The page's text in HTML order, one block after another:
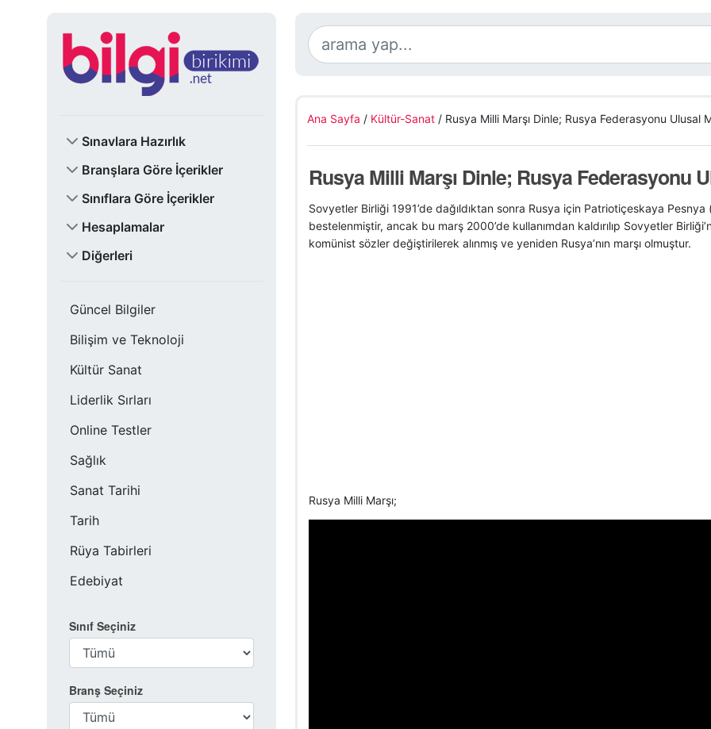
Sınavlara Hazırlık
Branşlara Göre İçerikler
Sınıflara Göre İçerikler
Hesaplamalar
Diğerleri
Güncel Bilgiler
Bilişim ve Teknoloji
Kültür Sanat
Liderlik Sırları
Online Testler
Sağlık
Sanat Tarihi
Tarih
Rüya Tabirleri
Edebiyat
Sınıf Seçiniz
Branş Seçiniz
Ana Sayfa / Kültür-Sanat/ Rusya Milli Marşı Dinle; Rusya Federasyonu Ulusal
Rusya Milli Marşı Dinle; Rusya Federasyonu
Sovyetler Birliği 1991’de dağıldıktan sonra Rusya için Patriotiçeskaya Pesnya
bestelenmiştir, ancak bu marş 2000’de kullanımdan kaldırılıp Sovyetler
komünist sözler değiştirilerek alınmış ve yeniden Rusya’nın marşı olmuştur.
Rusya Milli Marşı;